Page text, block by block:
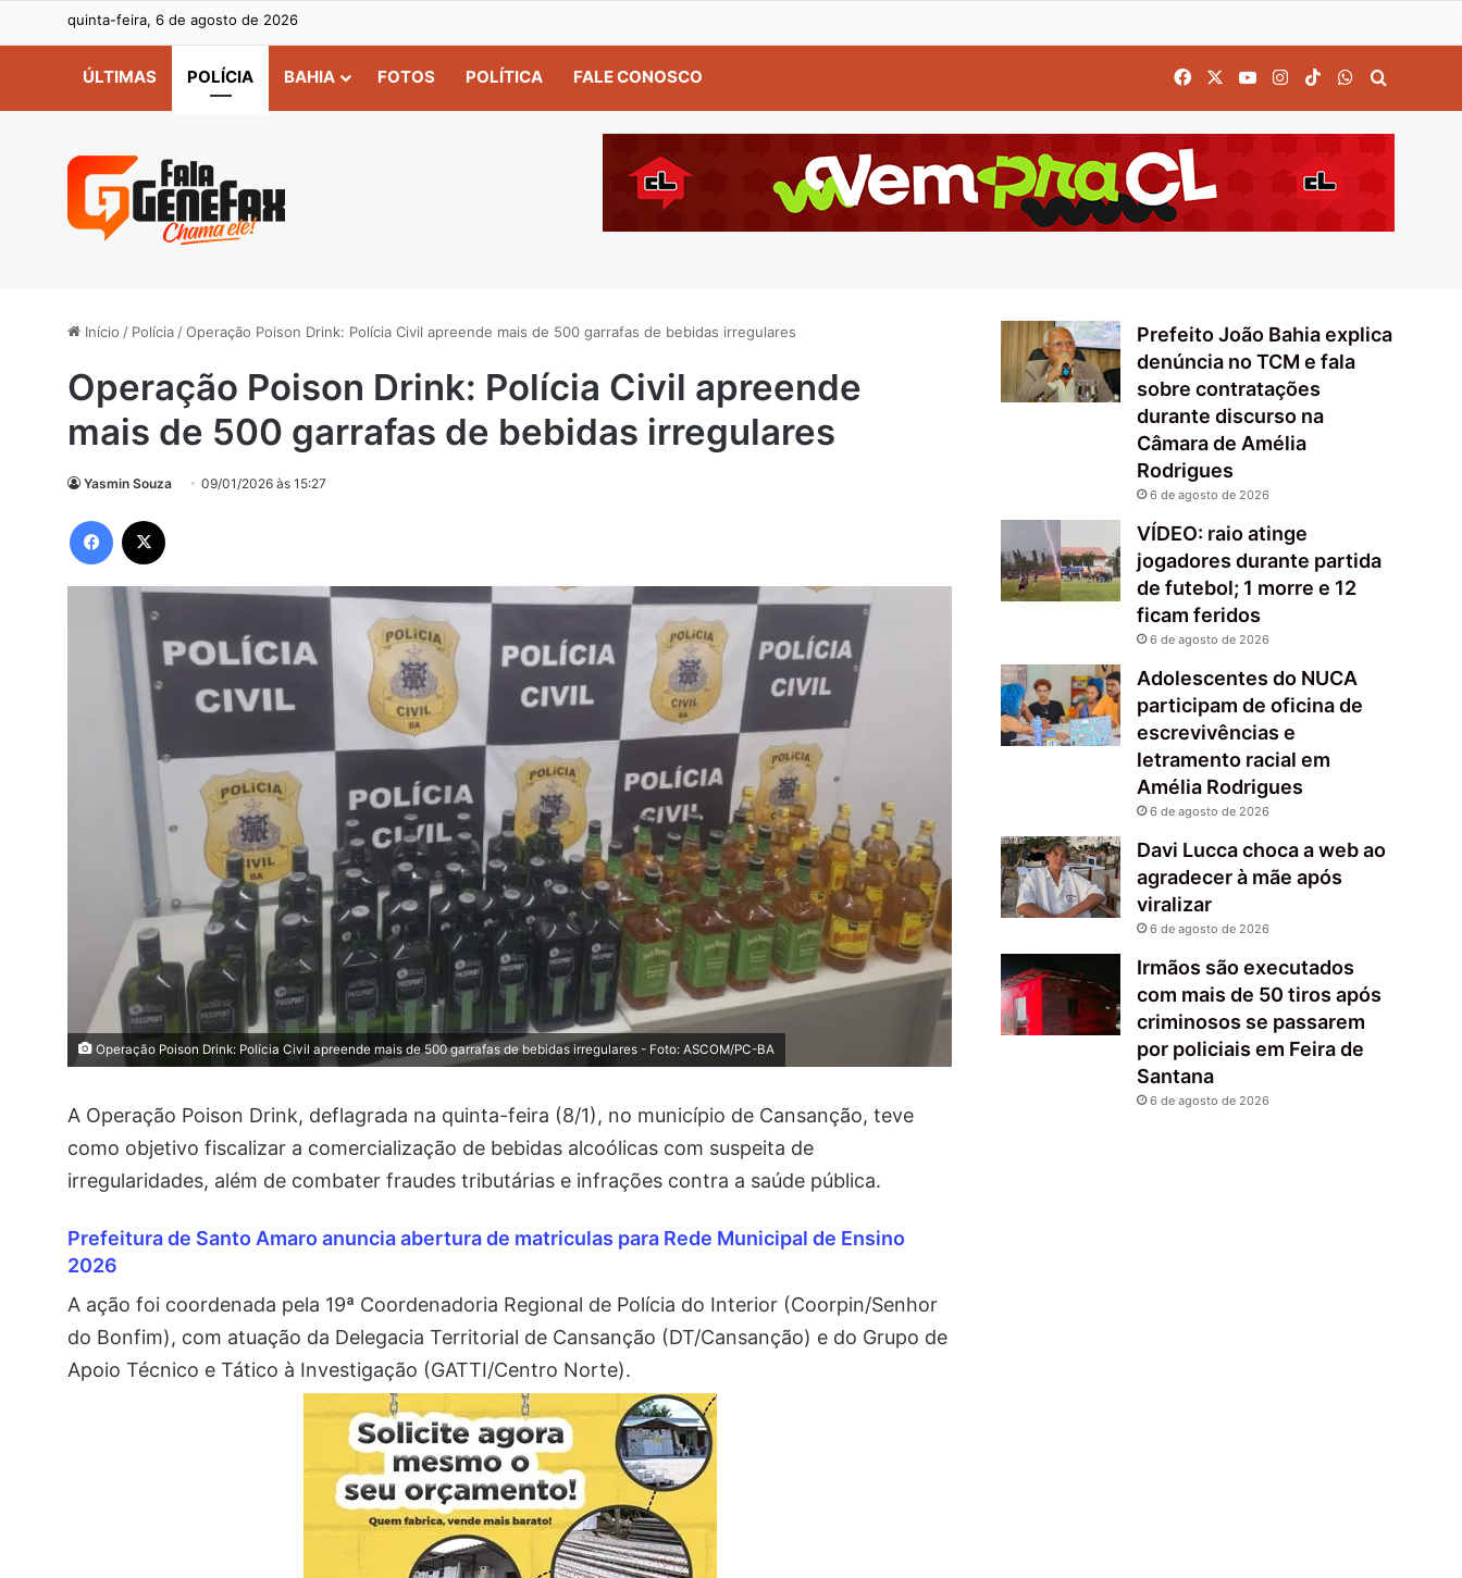
quinta-feira, 6 de agosto de 2026
ÚLTIMAS POLÍCIA BAHIA FOTOS POLÍTICA FALE CONOSCO FacebookYouTubeInstagram
TikTokWhatsApp
Início / Polícia /Operação Poison Drink: Polícia Civil apreende mais de 500 garrafas de bebidas irregulares
Operação Poison Drink: Polícia Civil apreende
mais de 500 garrafas de bebidas irregulares
Yasmin Souza 09/01/2026 às 15:27
Facebook
Operação Poison Drink: Polícia Civil apreende mais de 500 garrafas de bebidas irregulares - Foto: ASCOM/PC-BA
A Operação Poison Drink, deflagrada na quinta-feira (8/1), no município de Cansanção, teve
como objetivo fiscalizar a comercialização de bebidas alcoólicas com suspeita de
irregularidades, além de combater fraudes tributárias e infrações contra a saúde pública.
Prefeitura de Santo Amaro anuncia abertura de matriculas para Rede Municipal de Ensino
2026
A ação foi coordenada pela 19ª Coordenadoria Regional de Polícia do Interior (Coorpin/Senhor
do Bonfim), com atuação da Delegacia Territorial de Cansanção (DT/Cansanção) e do Grupo de
Apoio Técnico e Tático à Investigação (GATTI/Centro Norte).
Prefeito João Bahia explica
denúncia no TCM e fala
sobre contratações
durante discurso na
Câmara de Amélia
Rodrigues
6 de agosto de 2026
VÍDEO: raio atinge
jogadores durante partida
de futebol; 1 morre e 12
ficam feridos
6 de agosto de 2026
Adolescentes do NUCA
participam de oficina de
escrevivências e
letramento racial em
Amélia Rodrigues
6 de agosto de 2026
Davi Lucca choca a web ao
agradecer à mãe após
viralizar
6 de agosto de 2026
Irmãos são executados
com mais de 50 tiros após
criminosos se passarem
por policiais em Feira de
Santana
6 de agosto de 2026